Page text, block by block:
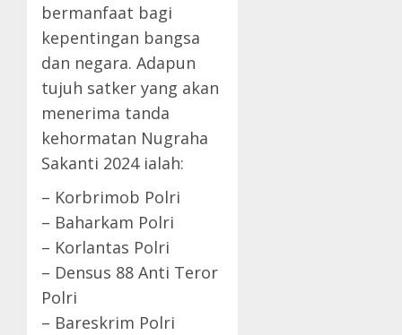
bermanfaat bagi
kepentingan bangsa
dan negara. Adapun
tujuh satker yang akan
menerima tanda
kehormatan Nugraha
Sakanti 2024 ialah:
– Korbrimob Polri
– Baharkam Polri
– Korlantas Polri
– Densus 88 Anti Teror
Polri
– Bareskrim Polri